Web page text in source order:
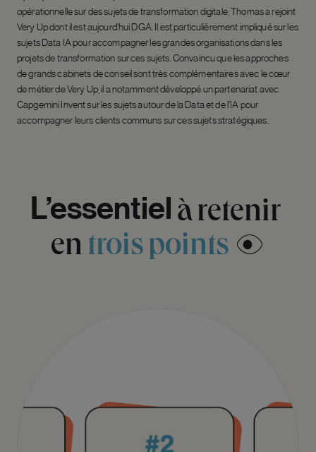
opérationnelle sur des sujets de transformation digitale, Thomas a rejoint
Very Up dont il est aujourd’hui DGA. Il est particulièrement impliqué sur les
sujets Data IA pour accompagner les grandes organisations dans les
projets de transformation sur ces sujets. Convaincu que les approches
de grands cabinets de conseil sont très complémentaires avec le cœur
de métier de Very Up, il a notamment développé un partenariat avec
Capgemini Invent sur les sujets autour de la Data et de l’IA pour
accompagner leurs clients communs sur ces sujets stratégiques.
L’essentielàretenir
en troispoints